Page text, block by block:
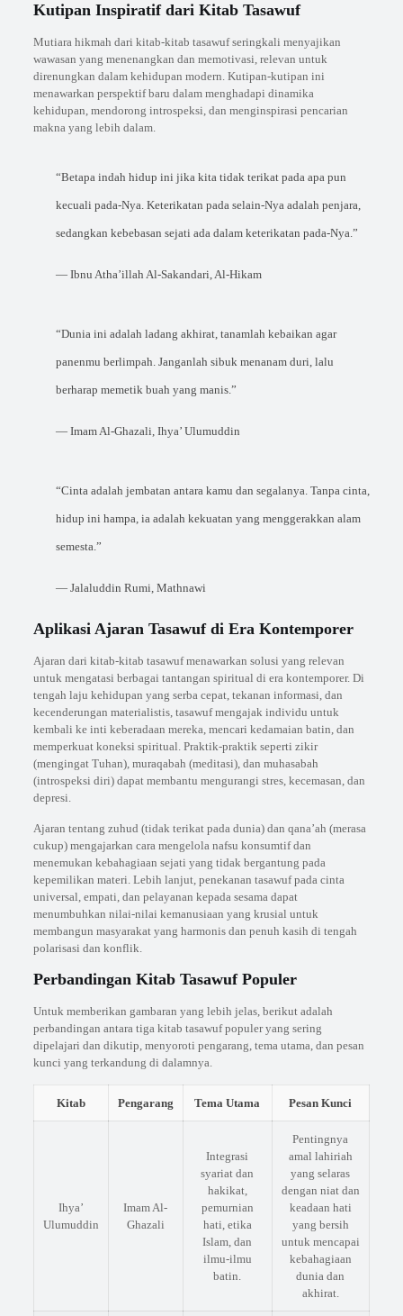
Kutipan Inspiratif dari Kitab Tasawuf
Mutiara hikmah dari kitab-kitab tasawuf seringkali menyajikan
wawasan yang menenangkan dan memotivasi, relevan untuk
direnungkan dalam kehidupan modern. Kutipan-kutipan ini
menawarkan perspektif baru dalam menghadapi dinamika
kehidupan, mendorong introspeksi, dan menginspirasi pencarian
makna yang lebih dalam.
“Betapa indah hidup ini jika kita tidak terikat pada apa pun
kecuali pada-Nya. Keterikatan pada selain-Nya adalah penjara,
sedangkan kebebasan sejati ada dalam keterikatan pada-Nya.”
— Ibnu Atha’illah Al-Sakandari, Al-Hikam
“Dunia ini adalah ladang akhirat, tanamlah kebaikan agar
panenmu berlimpah. Janganlah sibuk menanam duri, lalu
berharap memetik buah yang manis.”
— Imam Al-Ghazali, Ihya’ Ulumuddin
“Cinta adalah jembatan antara kamu dan segalanya. Tanpa cinta,
hidup ini hampa, ia adalah kekuatan yang menggerakkan alam
semesta.”
— Jalaluddin Rumi, Mathnawi
Aplikasi Ajaran Tasawuf di Era Kontemporer
Ajaran dari kitab-kitab tasawuf menawarkan solusi yang relevan
untuk mengatasi berbagai tantangan spiritual di era kontemporer. Di
tengah laju kehidupan yang serba cepat, tekanan informasi, dan
kecenderungan materialistis, tasawuf mengajak individu untuk
kembali ke inti keberadaan mereka, mencari kedamaian batin, dan
memperkuat koneksi spiritual. Praktik-praktik seperti zikir
(mengingat Tuhan), muraqabah (meditasi), dan muhasabah
(introspeksi diri) dapat membantu mengurangi stres, kecemasan, dan
depresi.
Ajaran tentang zuhud (tidak terikat pada dunia) dan qana’ah (merasa
cukup) mengajarkan cara mengelola nafsu konsumtif dan
menemukan kebahagiaan sejati yang tidak bergantung pada
kepemilikan materi. Lebih lanjut, penekanan tasawuf pada cinta
universal, empati, dan pelayanan kepada sesama dapat
menumbuhkan nilai-nilai kemanusiaan yang krusial untuk
membangun masyarakat yang harmonis dan penuh kasih di tengah
polarisasi dan konflik.
Perbandingan Kitab Tasawuf Populer
Untuk memberikan gambaran yang lebih jelas, berikut adalah
perbandingan antara tiga kitab tasawuf populer yang sering
dipelajari dan dikutip, menyoroti pengarang, tema utama, dan pesan
kunci yang terkandung di dalamnya.
Kitab Pengarang Tema Utama Pesan Kunci
Ihya’
Ulumuddin
Imam Al-
Ghazali
Integrasi
syariat dan
hakikat,
pemurnian
hati, etika
Islam, dan
ilmu-ilmu
batin.
Pentingnya
amal lahiriah
yang selaras
dengan niat dan
keadaan hati
yang bersih
untuk mencapai
kebahagiaan
dunia dan
akhirat.